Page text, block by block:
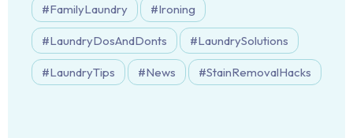
FamilyLaundry Ironing
LaundryDosAndDonts LaundrySolutions
LaundryTips News StainRemovalHacks